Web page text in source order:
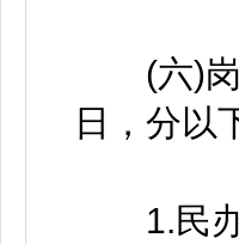
(六)岗
日，分以
1.民办